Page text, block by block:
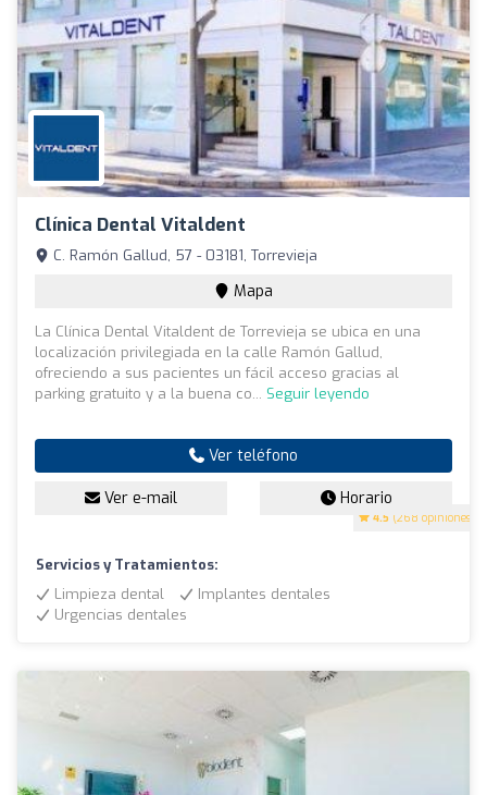
Clínica Dental Vitaldent
4.5 (268 opiniones)
C. Ramón Gallud, 57 - 03181, Torrevieja
Mapa
La Clínica Dental Vitaldent de Torrevieja se ubica en una
localización privilegiada en la calle Ramón Gallud,
ofreciendo a sus pacientes un fácil acceso gracias al
parking gratuito y a la buena co... Seguir leyendo
Ver teléfono
Ver e-mail Horario
Servicios y Tratamientos:
Limpieza dental
Implantes dentales
Urgencias dentales